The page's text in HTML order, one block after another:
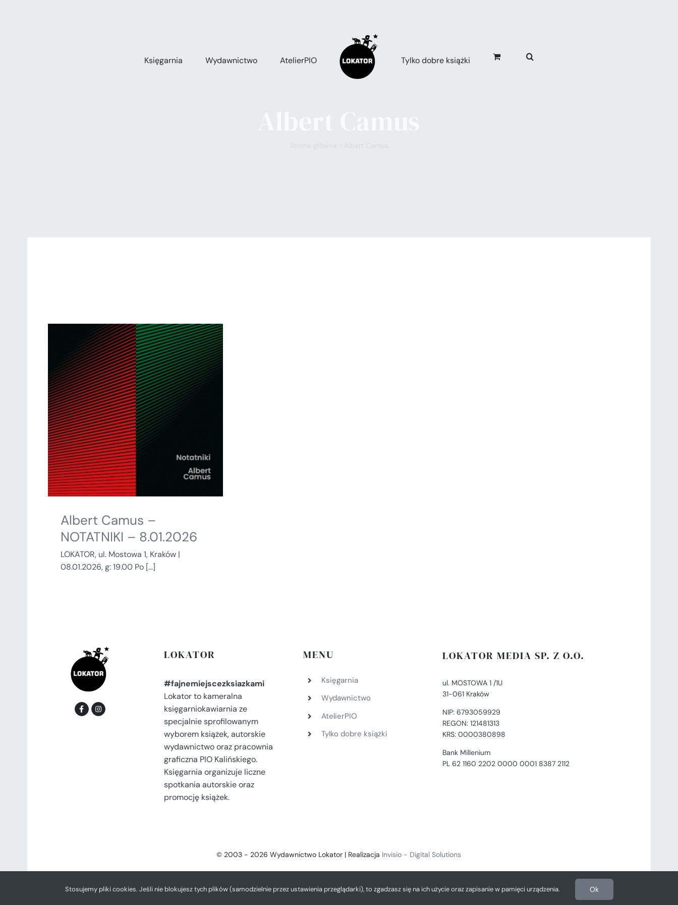
Księgarnia
Wydawnictwo AtelierPIO Tylko dobre książki
Albert Camus –
NOTATNIKI – 8.01.2026
LOKATOR, ul. Mostowa 1, Kraków |
08.01.2026, g: 19.00 Po [...]
LOKATOR
#fajnemiejscezksiazkami
Lokator to kameralna
księgarniokawiarnia ze
specjalnie sprofilowanym
wyborem książek, autorskie
wydawnictwo oraz pracownia
graficzna PIO Kalińskiego.
Księgarnia organizuje liczne
spotkania autorskie oraz
promocję książek.
MENU
Księgarnia
Wydawnictwo
AtelierPIO
Tylko dobre książki
LOKATOR MEDIA SP. Z O.O.
ul. MOSTOWA 1 /1U
31-061 Kraków
NIP: 6793059929
REGON: 121481313
KRS: 0000380898
Bank Millenium
PL 62 1160 2202 0000 0001 8387 2112
© 2003 - 2026 Wydawnictwo Lokator | Realizacja Invisio - Digital Solutions
Stosujemy pliki cookies. Jeśli nie blokujesz tych plików (samodzielnie przez ustawienia przeglądarki), to zgadzasz się na ich użycie oraz zapisanie w pamięci urządzenia. Ok